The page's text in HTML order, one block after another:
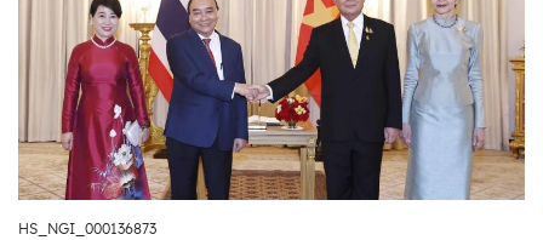
HS_NGI_000136873